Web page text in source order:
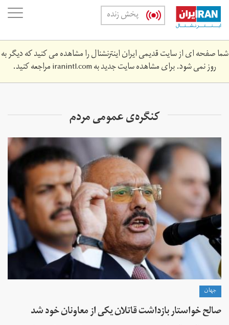
Skip
main
content
پخش زنده
شما صفحه ای از سایت قدیمی ایران اینترنشنال را مشاهده می کنید که دیگر به
روز نمی شود. برای مشاهده سایت جدید بهiranintl.comمراجعه کنید.
کنگره‌ی عمومی مردم
جهان
صالح خواستار بازداشت قاتلان یکی از معاونان خود شد